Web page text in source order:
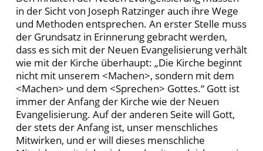
in der Sicht von Joseph Ratzinger auch ihre Wege
und Methoden entsprechen. An erster Stelle muss
der Grundsatz in Erinnerung gebracht werden,
dass es sich mit der Neuen Evangelisierung verhält
wie mit der Kirche überhaupt: „Die Kirche beginnt
nicht mit unserem <Machen>, sondern mit dem
<Machen> und dem <Sprechen> Gottes.“ Gott ist
immer der Anfang der Kirche wie der Neuen
Evangelisierung. Auf der anderen Seite will Gott,
der stets der Anfang ist, unser menschliches
Mitwirken, und er will dieses menschliche